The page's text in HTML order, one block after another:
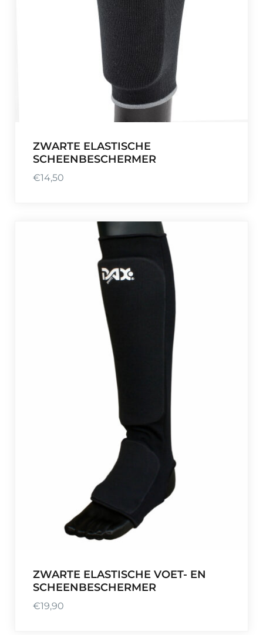
ZWARTE ELASTISCHE
SCHEENBESCHERMER
€14,50
ZWARTE ELASTISCHE VOET- EN
SCHEENBESCHERMER
€19,90